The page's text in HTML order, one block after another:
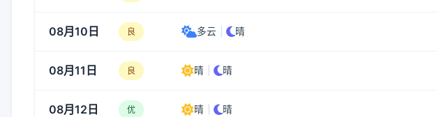
08月10日 良 多云 晴
08月11日 良 晴 晴
08月12日 优 晴 晴